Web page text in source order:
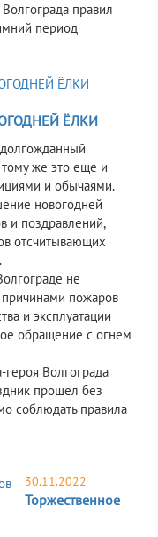
правил
период
ЁЛКИ
же это еще и
и обычаями.
новогодней
и поздравлений,
отсчитывающих
не
пожаров
и эксплуатации
обращение с огнем
Волгограда
прошел без
соблюдать правила
30.11.2022
Торжественное